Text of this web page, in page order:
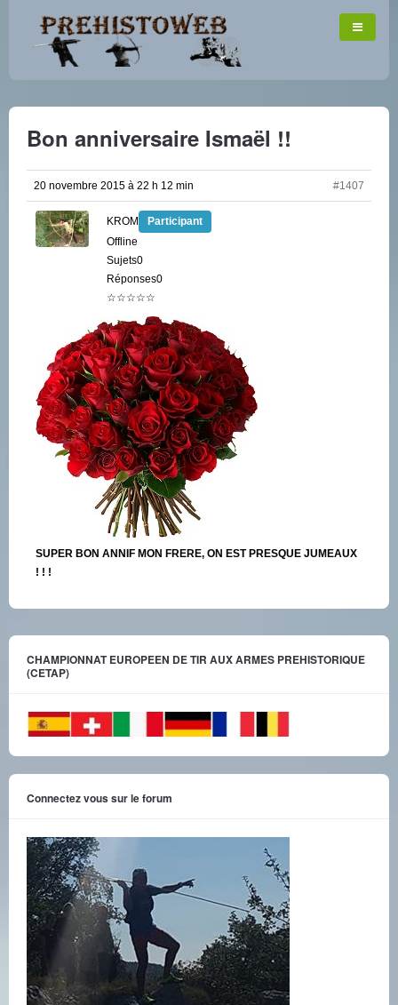
Bon anniversaire Ismaël !!
20 novembre 2015 à 22 h 12 min #1407
KROM
Participant
Offline
Sujets0
Réponses0
☆☆☆☆☆
SUPER BON ANNIF MON FRERE, ON EST PRESQUE JUMEAUX
! ! !
CHAMPIONNAT EUROPEEN DE TIR AUX ARMES PREHISTORIQUE
(CETAP)
Connectez vous sur le forum